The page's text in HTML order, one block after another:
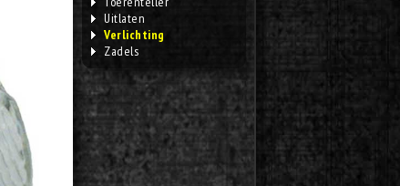
Uitlaten
Verlichting
Zadels